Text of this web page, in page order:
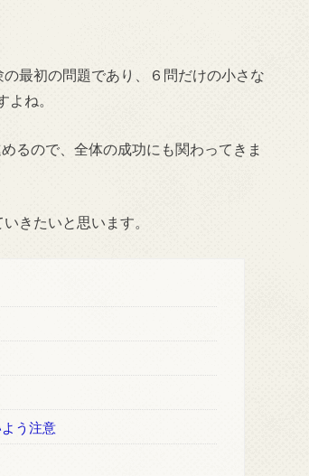
最初の問題であり、６問だけの小さな
ね。
るので、全体の成功にも関わってきま
きたいと思います。
う注意